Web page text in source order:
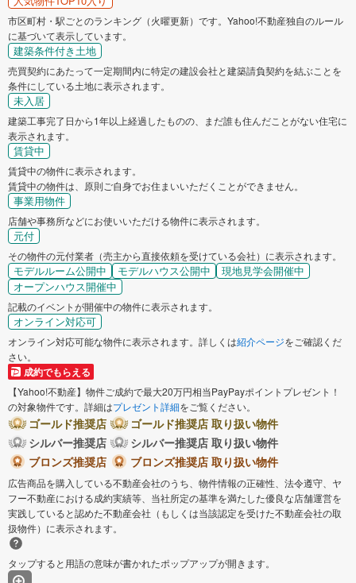
市区町村・駅ごとのランキング（火曜更新）です。Yahoo!不動産独自のルール
に基づいて表示しています。
建築条件付き土地
売買契約にあたって一定期間内に特定の建設会社と建築請負契約を結ぶことを
条件にしている土地に表示されます。
未入居
建築工事完了日から1年以上経過したものの、まだ誰も住んだことがない住宅に
表示されます。
賃貸中
賃貸中の物件に表示されます。
賃貸中の物件は、原則ご自身でお住まいいただくことができません。
事業用物件
店舗や事務所などにお使いいただける物件に表示されます。
元付
その物件の元付業者（売主から直接依頼を受けている会社）に表示されます。
モデルルーム公開中 モデルハウス公開中
現地見学会開催中
オープンハウス開催中
記載のイベントが開催中の物件に表示されます。
オンライン対応可
オンライン対応可能な物件に表示されます。詳しくは紹介ページをご確認くだ
さい。
成約でもらえる
【Yahoo!不動産】物件ご成約で最大20万円相当PayPayポイントプレゼント！
の対象物件です。詳細はプレゼント詳細をご覧ください。
ゴールド推奨店
ゴールド推奨店 取り扱い物件
シルバー推奨店
シルバー推奨店 取り扱い物件
ブロンズ推奨店
ブロンズ推奨店 取り扱い物件
広告商品を購入している不動産会社のうち、物件情報の正確性、法令遵守、ヤ
フー不動産における成約実績等、当社所定の基準を満たした優良な店舗運営を
実践していると認めた不動産会社（もしくは当該認定を受けた不動産会社の取
扱物件）に表示されます。
タップすると用語の意味が書かれたポップアップが開きます。